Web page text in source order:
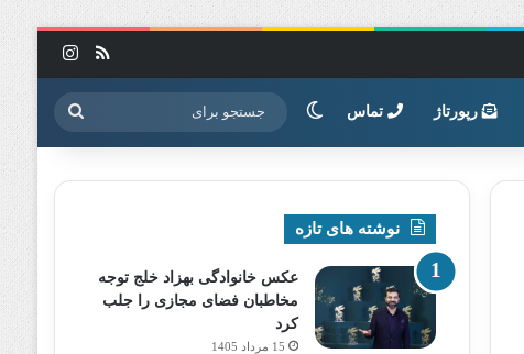
خوراک
رپورتاژ تماس تغییر پوسته جستجو
برای
نوشته های تازه
عکس خانوادگی بهزاد خلج توجه
مخاطبان فضای مجازی را جلب
کرد
15 مرداد 1405